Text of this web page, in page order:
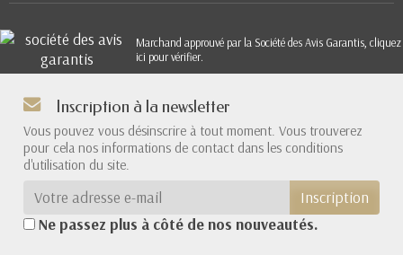
Marchand approuvé par la Société des Avis Garantis, cliquez
ici pour vérifier.
Inscription à la newsletter
Vous pouvez vous désinscrire à tout moment. Vous trouverez
pour cela nos informations de contact dans les conditions
d'utilisation du site.
Inscription
Ne passez plus à côté de nos nouveautés.